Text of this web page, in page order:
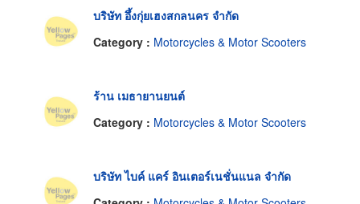
บริษัท อึ้งกุ่ยเฮงสกลนคร จำกัด
Category : Motorcycles & Motor Scooters
ร้าน เมธายานยนต์
Category : Motorcycles & Motor Scooters
บริษัท ไบค์ แคร์ อินเตอร์เนชั่นแนล จำกัด